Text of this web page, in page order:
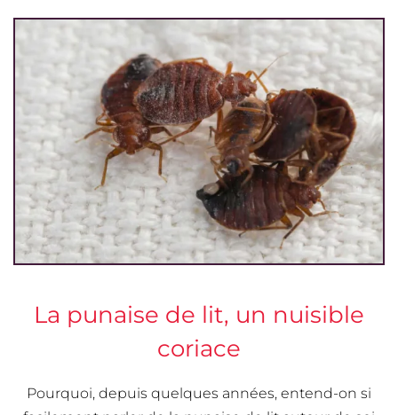
La punaise de lit, un nuisible
coriace
Pourquoi, depuis quelques années, entend-on si